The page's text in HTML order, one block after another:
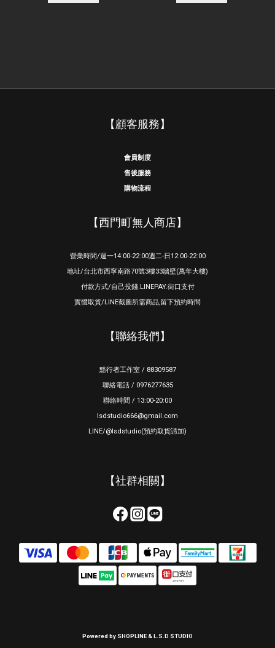
【顧客服務】
會員制度
售後服務
購物流程
【西門町無人商店】
營業時間/週一14:00-22:00週二-日12:00-22:00
地址/台北市西寧南路70號3樓33牆壁(萬年大樓)
付款方式/自己投錢.LINEPAY.街口支付
實體取貨/LINE截圖所需商品,留下預約時間
【聯絡我們】
黯行者工作室 / 88309587
聯絡電話 / 0976277635
聯絡時間 / 13:00-20:00
lsdstudio666@gmail.com
LINE/@lsdstudio(預約取貨請加)
【社群相關】
Powered by SHOPLINE & L.S.D STUDIO